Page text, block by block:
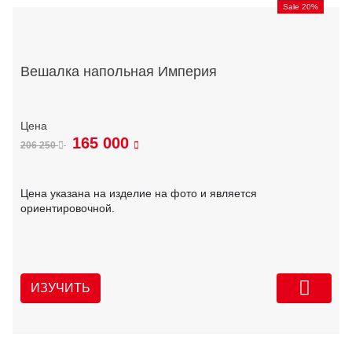
Sale 20%
Вешалка напольная Империя
206 250 165 000
Цена указана на изделие на фото и является
ориентировочной.
ИЗУЧИТЬ